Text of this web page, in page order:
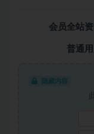
会员全站
普通
隐藏内容